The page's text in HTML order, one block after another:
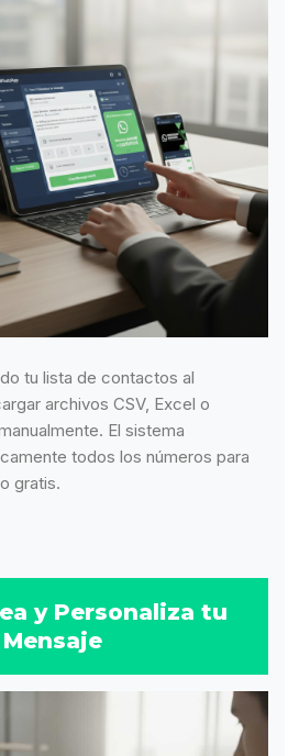
tu lista de contactos al
archivos CSV, Excel o
El sistema
todos los números para
gratis.
y Personaliza tu
Mensaje